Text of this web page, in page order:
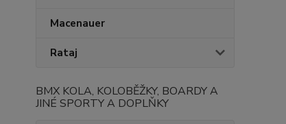
Macenauer
Rataj
BMX KOLA, KOLOBĚŽKY, BOARDY A
JINÉ SPORTY A DOPLŇKY